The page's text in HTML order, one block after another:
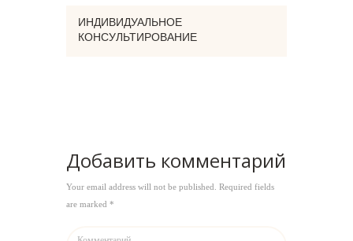
ИНДИВИДУАЛЬНОЕ
КОНСУЛЬТИРОВАНИЕ
Добавить комментарий
Your email address will not be published. Required fields
are marked *